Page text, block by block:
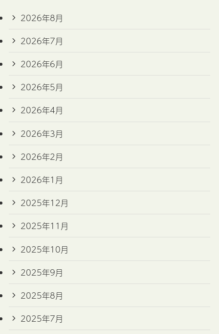
2026年8月
2026年7月
2026年6月
2026年5月
2026年4月
2026年3月
2026年2月
2026年1月
2025年12月
2025年11月
2025年10月
2025年9月
2025年8月
2025年7月